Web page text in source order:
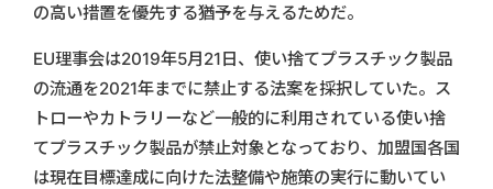
の高い措置を優先する猶予を与えるためだ。
EU理事会は2019年5月21日、使い捨てプラスチック製品
の流通を2021年までに禁止する法案を採択していた。ス
トローやカトラリーなど一般的に利用されている使い捨
てプラスチック製品が禁止対象となっており、加盟国各国
は現在目標達成に向けた法整備や施策の実行に動いてい